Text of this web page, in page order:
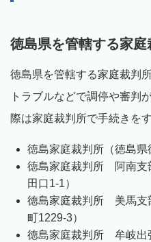
徳島県を管轄する家庭
徳島県を管轄する家庭裁判
トラブルなどで調停や審判
際は家庭裁判所で手続きを
徳島家庭裁判所（徳島県
徳島家庭裁判所 阿南支
田口1-1）
徳島家庭裁判所 美馬支
町1229-3）
徳島家庭裁判所 牟岐出